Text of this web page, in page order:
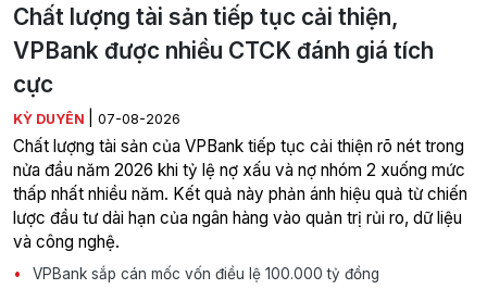
Chất lượng tài sản tiếp tục cải thiện,
VPBank được nhiều CTCK đánh giá tích
cực
KỲ DUYÊN 07-08-2026
Chất lượng tài sản của VPBank tiếp tục cải thiện rõ nét trong
nửa đầu năm 2026 khi tỷ lệ nợ xấu và nợ nhóm 2 xuống mức
thấp nhất nhiều năm. Kết quả này phản ánh hiệu quả từ chiến
lược đầu tư dài hạn của ngân hàng vào quản trị rủi ro, dữ liệu
và công nghệ.
VPBank sắp cán mốc vốn điều lệ 100.000 tỷ đồng